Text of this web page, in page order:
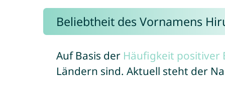
Beliebtheit des Vornamens
Auf Basis der Häufigkeit positiver
Ländern sind. Aktuell steht der